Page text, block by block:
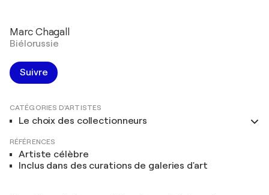
Marc Chagall
Biélorussie
Suivre
CATÉGORIES D'ARTISTES
Le choix des collectionneurs
RÉFÉRENCES
Artiste célèbre
Inclus dans des curations de galeries d'art